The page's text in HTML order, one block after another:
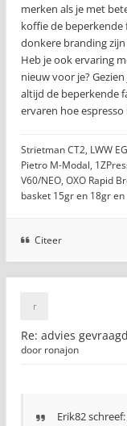
merken als je met
koffie de beperkende
donkere branding
Heb je ook ervaring
nieuw voor je?
altijd de beperkende
ervaren hoe
Strietman CT2, LWW
Pietro M-Modal,
V60/NEO, OXO Rapid
basket 15gr en 18gr
Citeer
Re: advies
door ronajon
Erik82schreef: